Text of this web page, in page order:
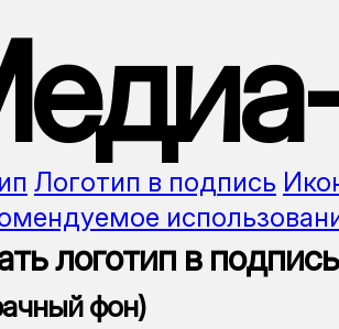
Логотип в подпись
логотип в подпись
фон)